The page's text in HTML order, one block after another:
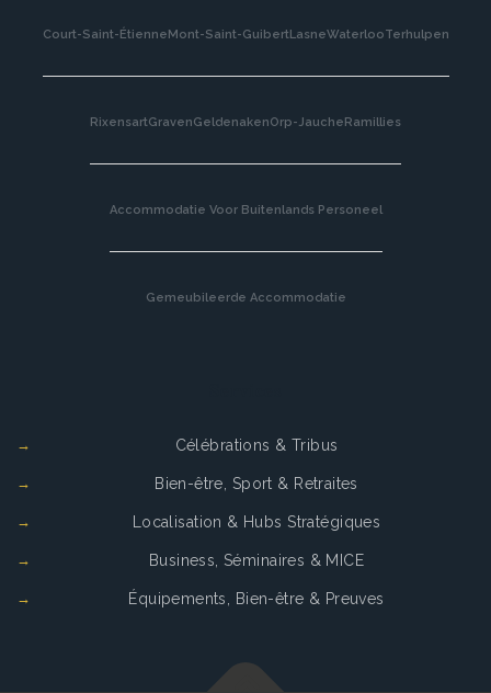
Court-Saint-Étienne Mont-Saint-GuibertLasneWaterlooTerhulpen
RixensartGravenGeldenakenOrp-Jauche Ramillies
Accommodatie Voor Buitenlands Personeel
Gemeubileerde Accommodatie
Célébrations & Tribus
Bien-être, Sport & Retraites
Localisation & Hubs Stratégiques
Business, Séminaires & MICE
Équipements, Bien-être & Preuves